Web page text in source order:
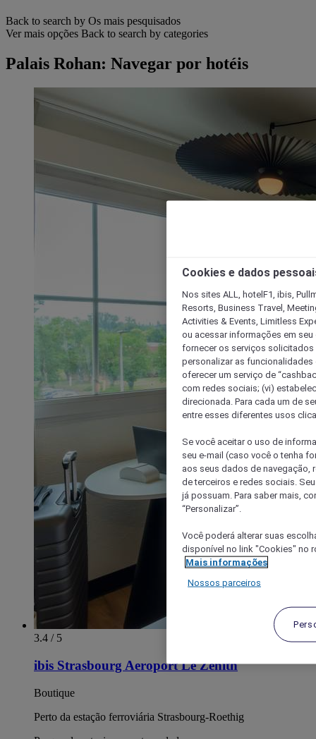
Back to search by Os mais pesquisados
Ver mais opções Back to search by categories
Palais Rohan: Navegar por hotéis
3.4 / 5
ibis Strasbourg Aeroport Le Zenith
Boutique
Perto da estação ferroviária Strasbourg-Roethig
Cookies e dados
Nos sites ALL, hotelF1, ibis,
Resorts, Business Travel,
Activities & Events, Limitless
ou acessar informações em
fornecer os serviços solicitados
personalizar as
oferecer um serviço de
com redes sociais; (vi)
direcionada. Para cada um de
entre esses diferentes usos
Se você aceitar o uso de
seu e-mail (caso você o tenha
aos seus dados de navegação,
de terceiros e redes sociais.
já possuam. Para saber mais,
“Personalizar”.
Você poderá alterar suas
disponível no link "Cookies" no
Mais informações
Nossos parceiros